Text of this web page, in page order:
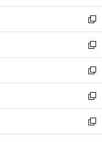
開
く
ウ
で
開
く
ン
ド
ウ
で
開
く
ウ
ィ
ン
ド
ウ
で
開
く
新
し
い
ウ
ィ
ン
ド
ウ
で
開
新
し
い
ウ
ィ
ン
ド
ウ
新
し
い
ウ
ィ
ン
新
し
い
ウ
新
し